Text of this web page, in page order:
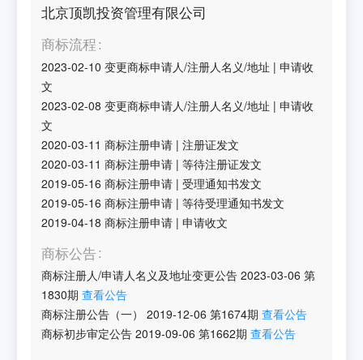
北京顶凯投资管理有限公司
商标流程
2023-02-10 变更商标申请人/注册人名义/地址 |申请收
文
2023-02-08 变更商标申请人/注册人名义/地址 |申请收
文
2020-03-11 商标注册申请 |注册证发文
2020-03-11 商标注册申请 |等待注册证发文
2019-05-16 商标注册申请 |受理通知书发文
2019-05-16 商标注册申请 |等待受理通知书发文
2019-04-18 商标注册申请 |申请收文
商标公告
商标注册人/申请人名义及地址变更公告 2023-03-06 第
1830期 查看公告
商标注册公告（一）
2019-12-06 第1674期 查看公告
商标初步审定公告 2019-09-06 第1662期 查看公告